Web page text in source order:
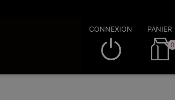
CONNEXION PANIER
0